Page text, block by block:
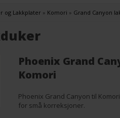
og Lakkplater » Komori » Grand Canyon
Phoenix Grand
Komori
Phoenix Grand Canyon til
for små korreksjoner.